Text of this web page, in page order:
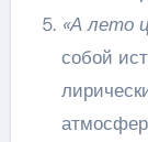
«А лето
собой